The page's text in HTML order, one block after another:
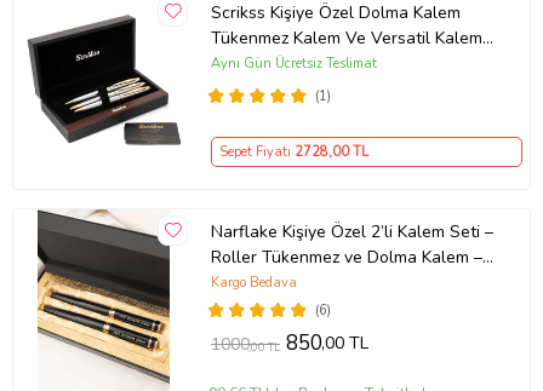
Scrikss Kişiye Özel Dolma Kalem
Tükenmez Kalem Ve Versatil Kalem
Seti (Gümüş - Altın)
(1)
Aynı Gün Ücretsiz Teslimat
Sepet Fiyatı 2728,00 TL
Narflake Kişiye Özel 2’li Kalem Seti –
Roller Tükenmez ve Dolma Kalem –
Özel Kutulu Hediye (Siyah)
(6)
Kargo Bedava
1000,00 TL 850,00 TL